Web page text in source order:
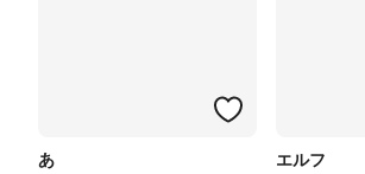
あ エルフ